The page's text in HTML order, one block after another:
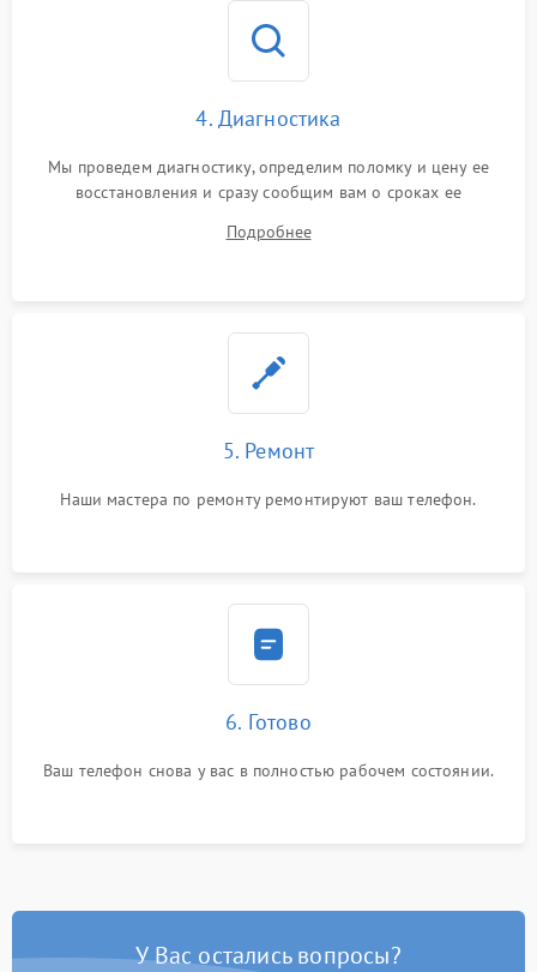
4. Диагностика
Мы проведем диагностику, определим поломку и цену ее
восстановления и сразу сообщим вам о сроках ее
Подробнее
5. Ремонт
Наши мастера по ремонту ремонтируют ваш телефон.
6. Готово
Ваш телефон снова у вас в полностью рабочем состоянии.
У Вас остались вопросы?